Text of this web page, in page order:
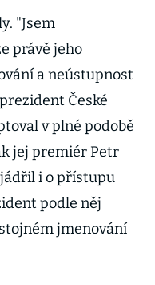
"Jsem
právě jeho
a neústupnost
České
v plné podobě
jej premiér Petr
i o přístupu
podle něj
jmenování